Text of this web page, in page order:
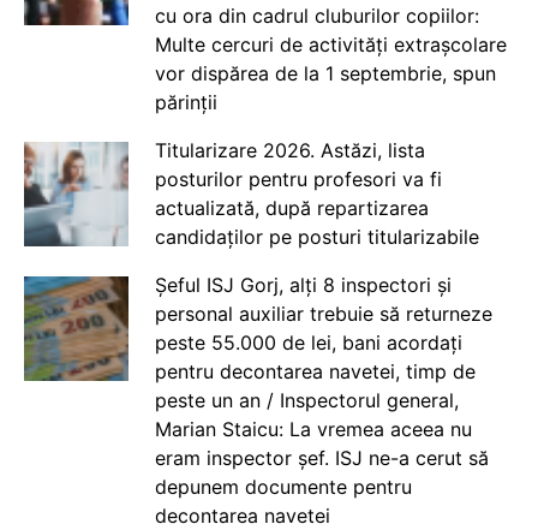
cu ora din cadrul cluburilor copiilor:
Multe cercuri de activități extrașcolare
vor dispărea de la 1 septembrie, spun
părinții
Titularizare 2026. Astăzi, lista
posturilor pentru profesori va fi
actualizată, după repartizarea
candidaților pe posturi titularizabile
Șeful ISJ Gorj, alți 8 inspectori și
personal auxiliar trebuie să returneze
peste 55.000 de lei, bani acordați
pentru decontarea navetei, timp de
peste un an / Inspectorul general,
Marian Staicu: La vremea aceea nu
eram inspector șef. ISJ ne-a cerut să
depunem documente pentru
decontarea navetei